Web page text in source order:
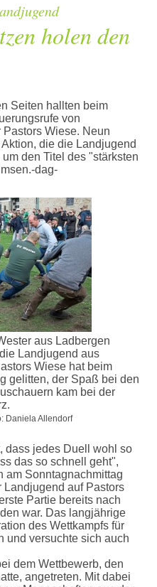
holen den
Seiten hallten beim
von
Wiese. Neun
die die Landjugend
den Titel des "stärksten
dag-
aus Ladbergen
Landjugend aus
Wiese hat beim
gelitten, der Spaß bei den
kam bei der
Daniela Allendorf
dass jedes Duell wohl so
das so schnell geht",
am Sonntagnachmittag
Landjugend auf Pastors
Partie bereits nach
war. Das langjährige
des Wettkampfs für
und versuchte sich auch
dem Wettbewerb, den
angetreten. Mit dabei